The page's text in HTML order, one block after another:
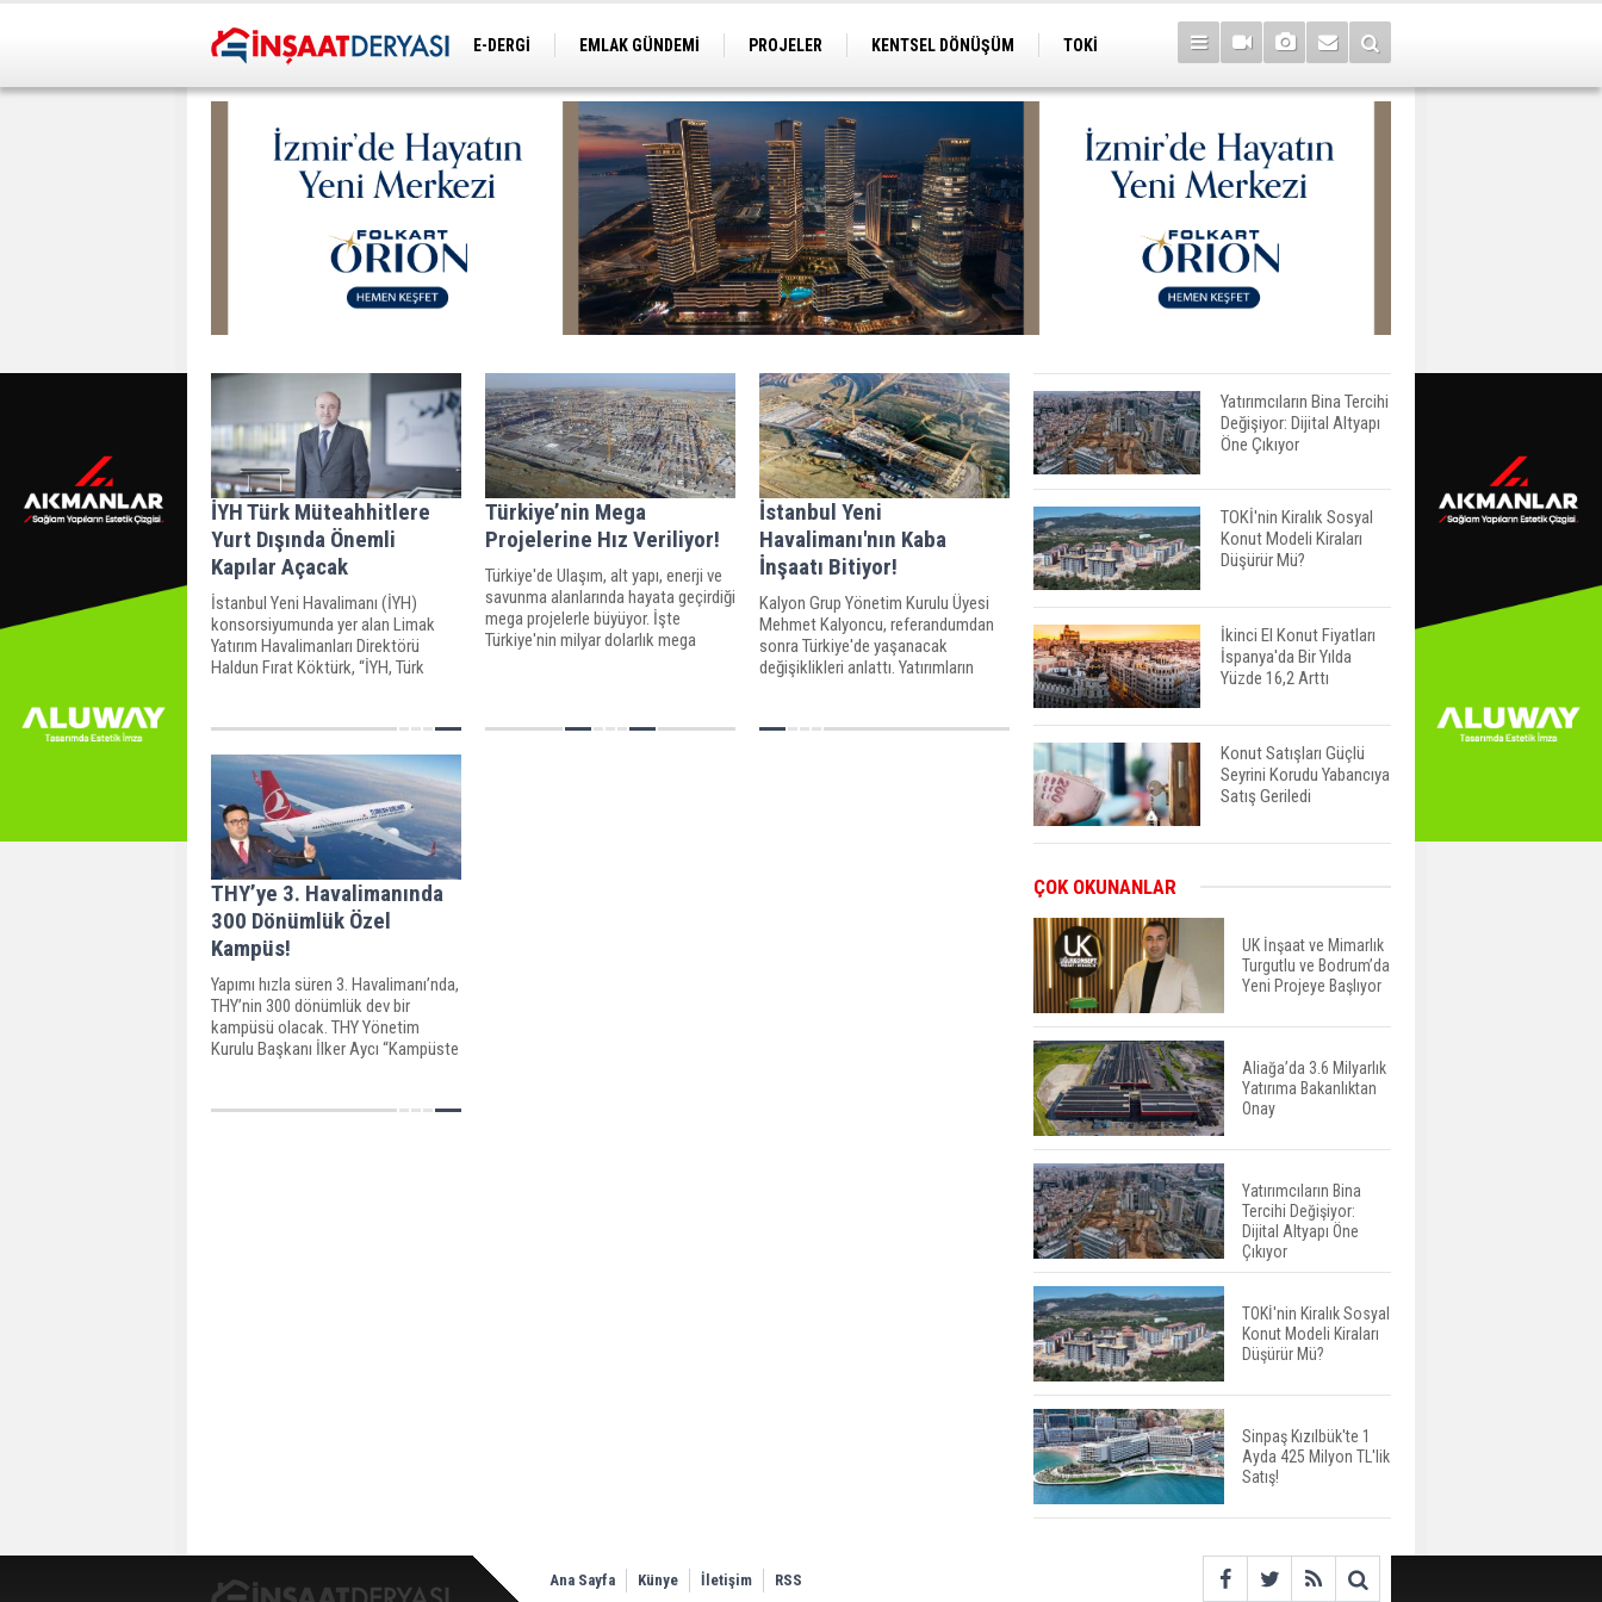
E-DERGİ EMLAK GÜNDEMİ PROJELER KENTSEL DÖNÜŞÜM
TOKİ
İYH Türk Müteahhitlere
Yurt Dışında Önemli
Kapılar Açacak
İstanbul Yeni Havalimanı (İYH)
konsorsiyumunda yer alan Limak
Yatırım Havalimanları Direktörü
Haldun Fırat Köktürk, “İYH, Türk
Türkiye’nin Mega
Projelerine Hız Veriliyor!
Türkiye'de Ulaşım, alt yapı, enerji ve
savunma alanlarında hayata geçirdiği
mega projelerle büyüyor. İşte
Türkiye'nin milyar dolarlık mega
İstanbul Yeni
Havalimanı'nın Kaba
İnşaatı Bitiyor!
Kalyon Grup Yönetim Kurulu Üyesi
Mehmet Kalyoncu, referandumdan
sonra Türkiye'de yaşanacak
değişiklikleri anlattı. Yatırımların
verdi.
THY’ye 3. Havalimanında
300 Dönümlük Özel
Kampüs!
Yapımı hızla süren 3. Havalimanı’nda,
THY’nin 300 dönümlük dev bir
kampüsü olacak. THY Yönetim
Kurulu Başkanı İlker Aycı “Kampüste
olacak” dedi.
Yatırımcıların Bina Tercihi
Değişiyor: Dijital Altyapı
Öne Çıkıyor
TOKİ'nin Kiralık Sosyal
Konut Modeli Kiraları
Düşürür Mü?
İkinci El Konut Fiyatları
İspanya'da Bir Yılda
Yüzde 16,2 Arttı
Konut Satışları Güçlü
Seyrini Korudu Yabancıya
Satış Geriledi
Tercih Döneminde
Barınma Telaşı Başladı
Aileden Miras Kalan Ev
Nasıl Satılır?
İstanbul'da 15 Bin Kiralık
Sosyal Konut Eylülde
Kiraya Verilecek
Miras Kalan Ev ve Tarım
Arazilerinde Yeni Dönem
Başlıyor
Avrupa'da Konut
Yatırımında Yeni Cazip
Ülke: Fransa
ÇOK OKUNANLAR
UK İnşaat ve Mimarlık
Turgutlu ve Bodrum’da
Yeni Projeye Başlıyor
Aliağa’da 3.6 Milyarlık
Yatırıma Bakanlıktan
Onay
Yatırımcıların Bina
Tercihi Değişiyor:
Dijital Altyapı Öne
Çıkıyor
TOKİ'nin Kiralık Sosyal
Konut Modeli Kiraları
Düşürür Mü?
Sinpaş Kızılbük'te 1
Ayda 425 Milyon TL'lik
Satış!
Ana Sayfa Künye İletişim RSS